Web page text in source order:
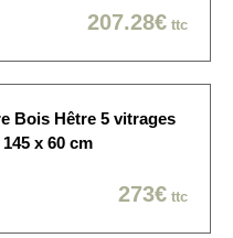
207.28€ ttc
Bois Hêtre 5 vitrages
145 x 60 cm
273€ ttc